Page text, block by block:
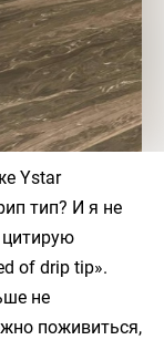
Ystar
тип? И я не
of drip tip».
не
поживиться,